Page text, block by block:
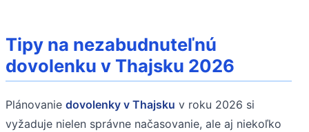
Tipy na nezabudnuteľnú
dovolenku v Thajsku 2026
Plánovanie dovolenky v Thajsku v roku 2026 si
vyžaduje nielen správne načasovanie, ale aj niekoľko